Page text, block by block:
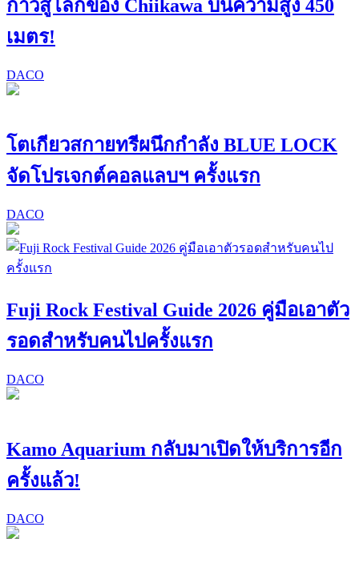
ก้าวสู่โลกของ Chiikawa บนความสูง 450
เมตร!
DACO
โตเกียวสกายทรีผนึกกำลัง BLUE LOCK
จัดโปรเจกต์คอลแลบฯ ครั้งแรก
DACO
Fuji Rock Festival Guide 2026 คู่มือเอาตัว
รอดสำหรับคนไปครั้งแรก
DACO
Kamo Aquarium กลับมาเปิดให้บริการอีก
ครั้งแล้ว!
DACO